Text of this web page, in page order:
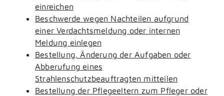
einreichen
Beschwerde wegen Nachteilen aufgrund
einer Verdachtsmeldung oder internen
Meldung einlegen
Bestellung, Änderung der Aufgaben oder
Abberufung eines
Strahlenschutzbeauftragten mitteilen
Bestellung der Pflegeeltern zum Pfleger oder